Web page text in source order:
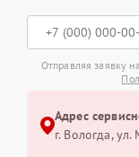
Отправляя заявку
Адрес
г. Вологда,